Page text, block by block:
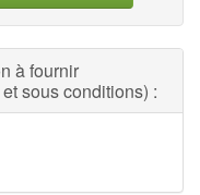
à fournir
sous conditions) :